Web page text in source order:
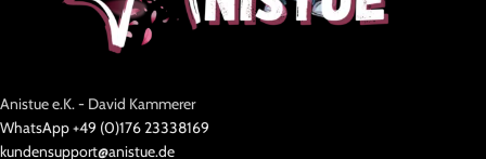
Anistue e.K. - David Kammerer
WhatsApp +49 (0)176 23338169
kundensupport@anistue.de